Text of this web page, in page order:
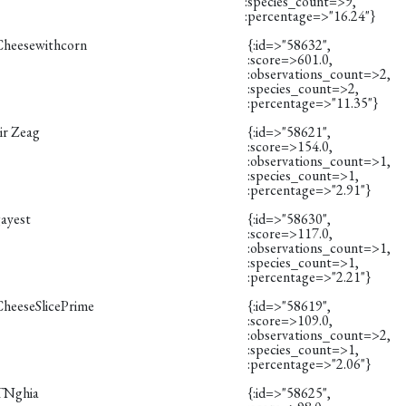
:percentage=>"16.24"}
{:id=>"58632",
:score=>601.0,
:observations_count=>2,
:species_count=>2,
:percentage=>"11.35"}
Zeag {:id=>"58621",
:score=>154.0,
:observations_count=>1,
:species_count=>1,
:percentage=>"2.91"}
{:id=>"58630",
:score=>117.0,
:observations_count=>1,
:species_count=>1,
:percentage=>"2.21"}
{:id=>"58619",
:score=>109.0,
:observations_count=>2,
:species_count=>1,
:percentage=>"2.06"}
{:id=>"58625",